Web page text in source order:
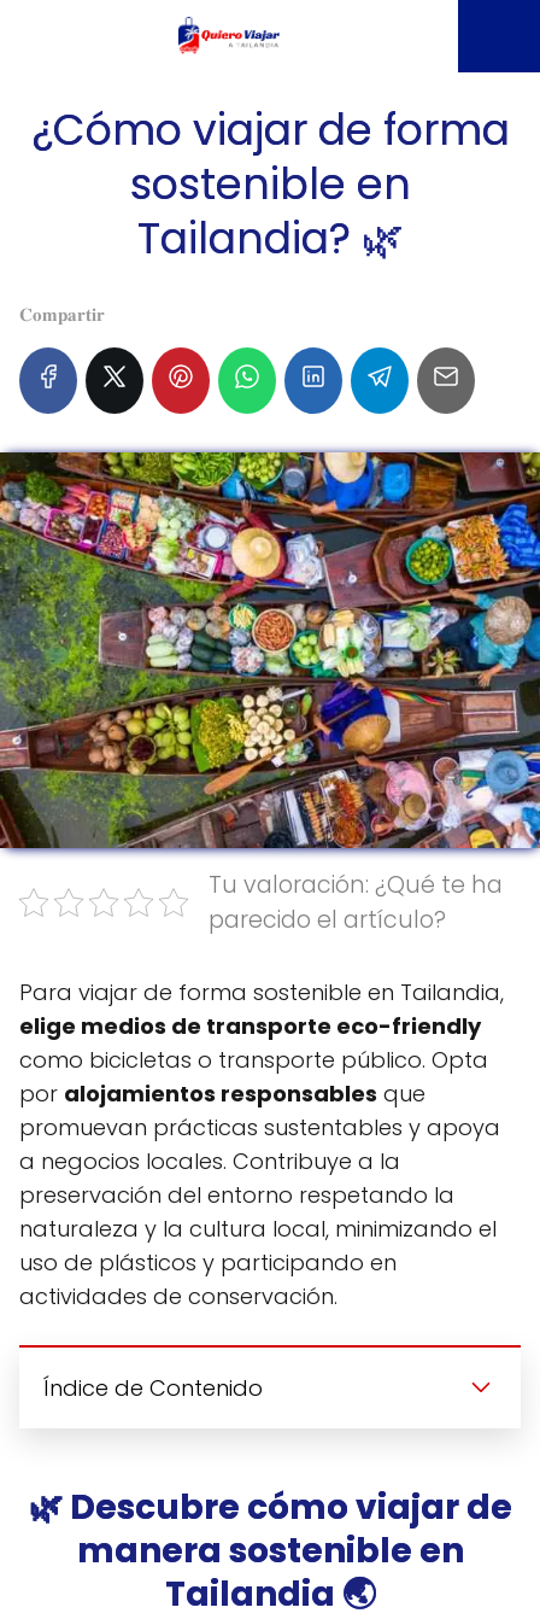
¿Cómo viajar de forma
sostenible en
Tailandia? 🌿
𝐂𝐨𝐦𝐩𝐚𝐫𝐭𝐢𝐫
Tu valoración: ¿Qué te ha
parecido el artículo?
Para viajar de forma sostenible en Tailandia,
elige medios de transporte eco-friendly
como bicicletas o transporte público. Opta
por alojamientos responsables que
promuevan prácticas sustentables y apoya
a negocios locales. Contribuye a la
preservación del entorno respetando la
naturaleza y la cultura local, minimizando el
uso de plásticos y participando en
actividades de conservación.
Índice de Contenido
🌿 Descubre cómo viajar de
manera sostenible en
Tailandia 🌏